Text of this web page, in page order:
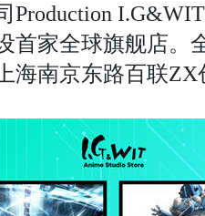
Production
首家全球旗舰店。
海南京东路百联